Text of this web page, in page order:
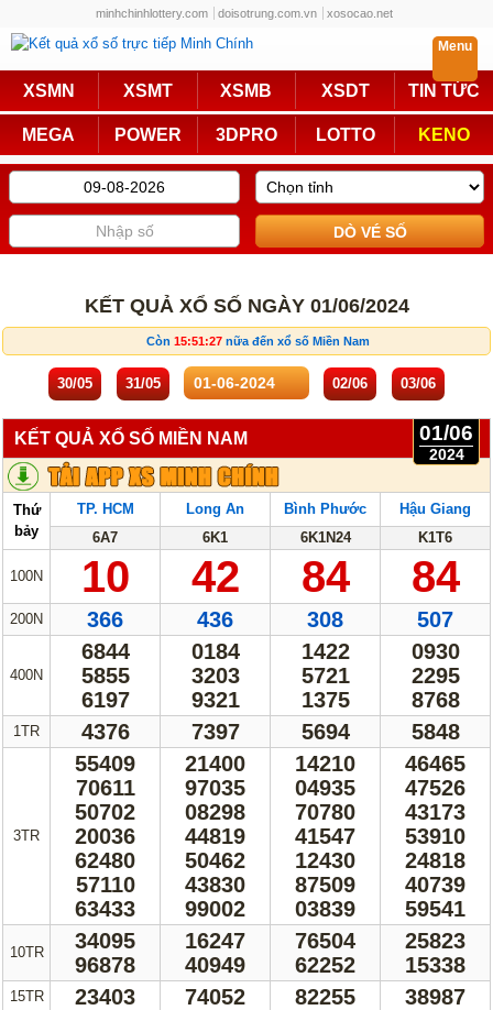
minhchinhlottery.com doisotrung.com.vn xosocao.net
XSMN XSMT XSMB XSDT TIN TỨC
MEGA POWER 3DPRO LOTTO KENO
Menu
Trực Tiếp
Miền Nam Miền Trung
Miền Bắc Mega 6/45
Power 6/55 Max3D Pro
Max 3D Keno
Miền Nam Miền Trung
Miền Bắc KQXS Các Tỉnh
KQXS Vietlott
Lotto 5/35 Mega 6/45
Power 6/55 Max3D Pro
Bingo 18
Điện Toán
1*2*3
Thần Tài 4
Sớ Đầu Đuôi
Miền Nam Miền Trung
Miền Bắc
Thống Kê
Thống Kê Lô Lô Gan
KẾT QUẢ XỔ SỐ NGÀY 01/06/2024
Còn 15:51:27nữa đến xổ số Miền Nam
30/05 31/05 02/06 03/06
KẾT QUẢ XỔ SỐ MIỀN NAM 01/06
2024
Thứ
bảy
TP. HCM Long An Bình Phước
Hậu Giang
6A7
6K1 6K1N24 K1T6
100N 10 42 84 84
200N 366 436 308 507
400N
6844
5855
6197
0184
3203
9321
1422
5721
1375
0930
2295
8768
1TR 4376 7397 5694 5848
3TR
55409
70611
50702
20036
62480
57110
63433
21400
97035
08298
44819
50462
43830
99002
14210
04935
70780
41547
12430
87509
03839
46465
47526
43173
53910
24818
40739
59541
10TR
34095
96878
16247
40949
76504
62252
25823
15338
15TR 23403 74052 82255 38987